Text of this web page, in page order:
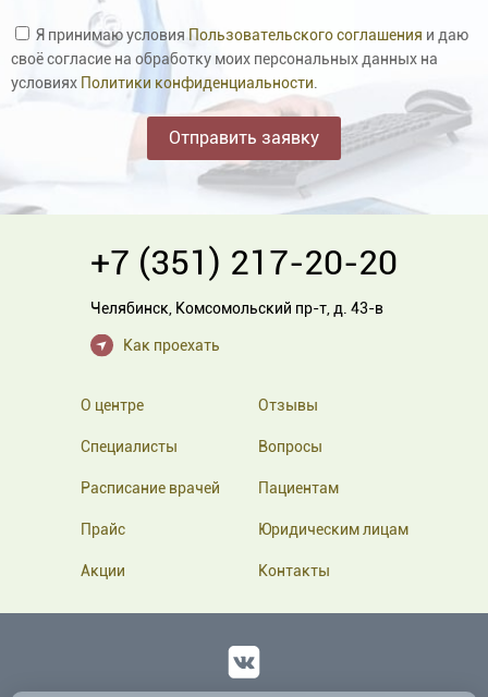
осанку;
ускорить восстановление после травм и операций;
улучшитькровообращение и обмен веществ;
укрепить иммунитет;
расслабить нервную систему и снять стресс.
Показания к процедурам:
искривления позвоночника: сколиоз, кифоз, лордоз,
кифосколиоз;
последствия травм позвоночника: ушибов, растяжений,
переломов;
боли в спине, пояснице и шее;
артриты, артрозы;
артериальная гипертония
и гипотония;
невралгия и невриты.
Цены на процедуры опубликованы на нашем сайте
Я принимаю условия Пользовательского соглашения и даю
своё согласие на обработку моих персональных данных на
условиях Политики конфиденциальности
+7 (351) 217-20-20
Челябинск Комсомольский пр-т, д. 43-в
Как проехать
О центре
Специалисты
Расписание врачей
Прайс
Акции
Отзывы
Вопросы
Пациентам
Юридическим лицам
Контакты
Вконтакте